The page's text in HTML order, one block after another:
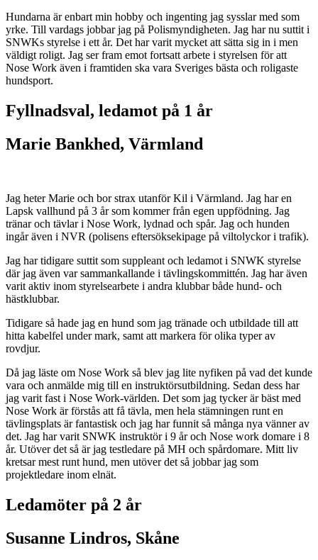
Hundarna är enbart min hobby och ingenting jag sysslar med som
yrke. Till vardags jobbar jag på Polismyndigheten. Jag har nu suttit i
SNWKs styrelse i ett år. Det har varit mycket att sätta sig in i men
väldigt roligt. Jag ser fram emot fortsatt arbete i styrelsen för att
Nose Work även i framtiden ska vara Sveriges bästa och roligaste
hundsport.
Fyllnadsval, ledamot på 1 år
Marie Bankhed, Värmland
Jag heter Marie och bor strax utanför Kil i Värmland. Jag har en
Lapsk vallhund på 3 år som kommer från egen uppfödning. Jag
tränar och tävlar i Nose Work, lydnad och spår. Jag och hunden
ingår även i NVR (polisens eftersöksekipage på viltolyckor i trafik).
Jag har tidigare suttit som suppleant och ledamot i SNWK styrelse
där jag även var sammankallande i tävlingskommittén. Jag har även
varit aktiv inom styrelsearbete i andra klubbar både hund- och
hästklubbar.
Tidigare så hade jag en hund som jag tränade och utbildade till att
hitta kabelfel under mark, samt att markera för olika typer av
rovdjur.
Då jag läste om Nose Work så blev jag lite nyfiken på vad det kunde
vara och anmälde mig till en instruktörsutbildning. Sedan dess har
jag varit fast i Nose Work-världen. Det som jag tycker är bäst med
Nose Work är förstås att få tävla, men hela stämningen runt en
tävlingsplats är fantastisk och jag har funnit så många nya vänner av
det. Jag har varit SNWK instruktör i 9 år och Nose work domare i 8
år. Utöver det så är jag testledare på MH och spårdomare. Mitt liv
kretsar mest runt hund, men utöver det så jobbar jag som
projektledare inom elnät.
Ledamöter på 2 år
Susanne Lindros, Skåne